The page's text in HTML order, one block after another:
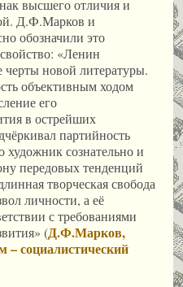
высшего отличия и
Д.Ф.Марков и
обозначили это
«Ленин
черты новой литературы.
объективным ходом
его
в острейших
партийность
художник сознательно и
передовых тенденций
творческая свобода
личности, а её
с требованиями
(Д.Ф.Марков,
социалистический